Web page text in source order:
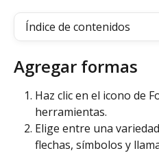
Índice de contenidos
Agregar formas
Haz clic en el icono de
herramientas.
Elige entre una
flechas, símbolos y